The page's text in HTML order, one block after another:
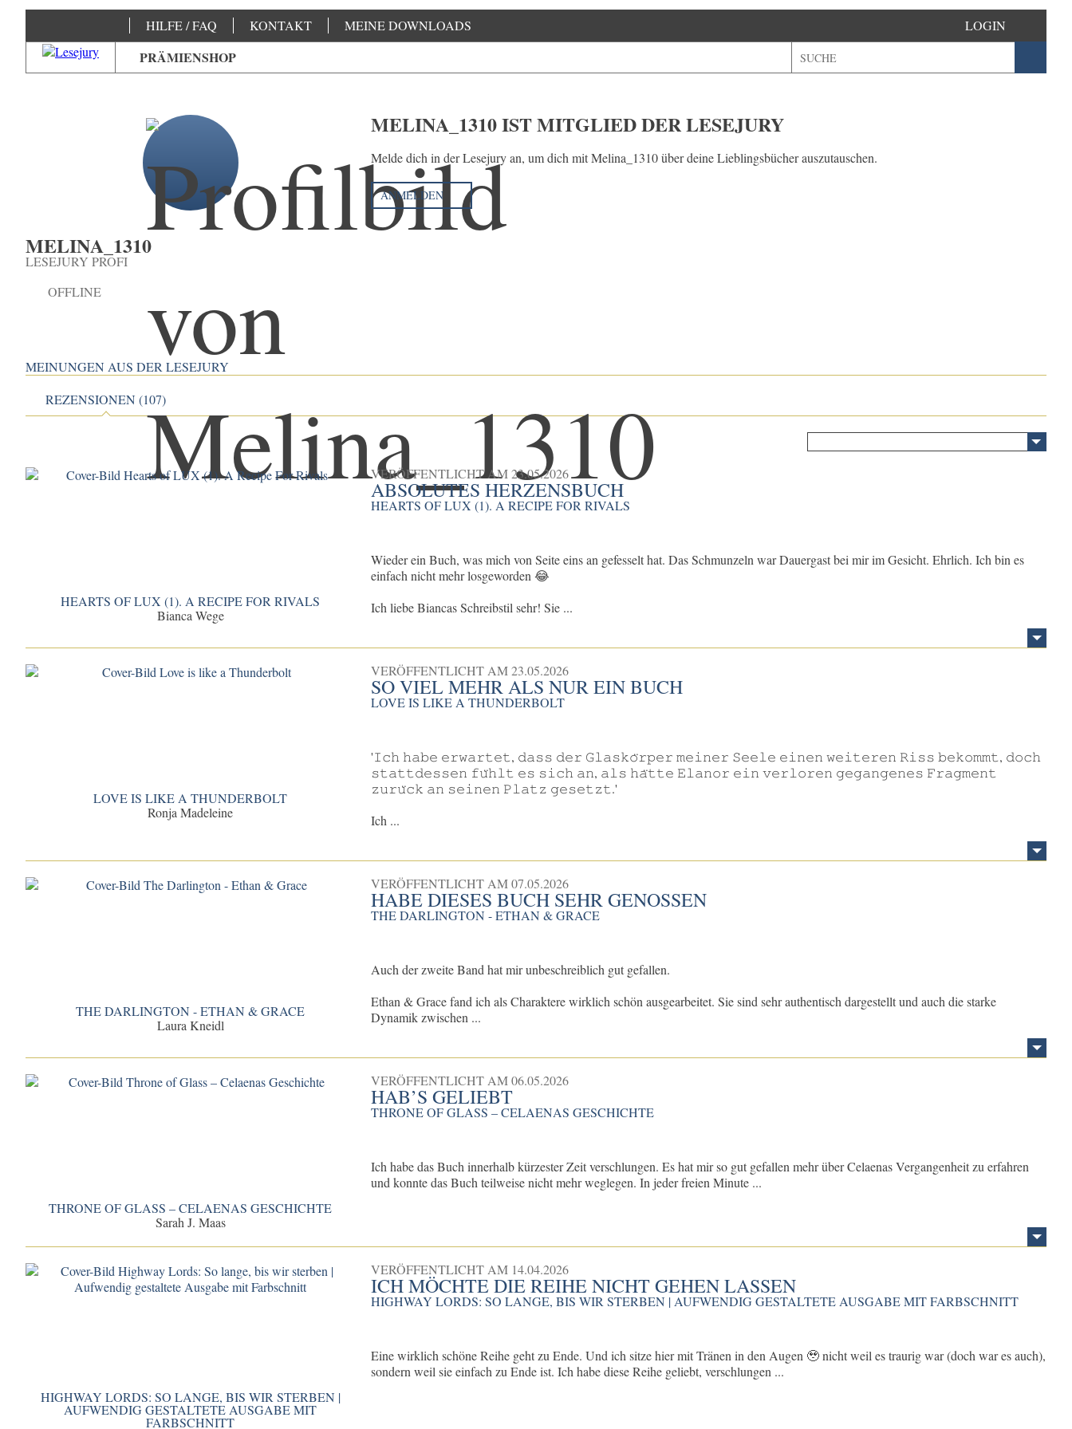
HILFE / FAQ KONTAKT MEINE DOWNLOADS
PRÄMIENSHOP
LOGIN
MELINA_1310
LESEJURY PROFI
OFFLINE
MELINA_1310 IST MITGLIED DER LESEJURY
Melde dich in der Lesejury an, um dich mit Melina_1310 über deine Lieblingsbücher auszutauschen.
ANMELDEN
MEINUNGEN AUS DER LESEJURY
REZENSIONEN (107)
HEARTS OF LUX (1). A RECIPE FOR RIVALS
Bianca Wege
VERÖFFENTLICHT AM23.05.2026
ABSOLUTES HERZENSBUCH
HEARTS OF LUX (1). A RECIPE FOR RIVALS
Wieder ein Buch, was mich von Seite eins an gefesselt hat. Das Schmunzeln war Dauergast bei mir im Gesicht. Ehrlich. Ich bin es
einfach nicht mehr losgeworden 😂
Ich liebe Biancas Schreibstil sehr! Sie ...
LOVE IS LIKE A THUNDERBOLT
Ronja Madeleine
VERÖFFENTLICHT AM23.05.2026
SO VIEL MEHR ALS NUR EIN BUCH
LOVE IS LIKE A THUNDERBOLT
'𝙸𝚌𝚑 𝚑𝚊𝚋𝚎 𝚎𝚛𝚠𝚊𝚛𝚝𝚎𝚝, 𝚍𝚊𝚜𝚜 𝚍𝚎𝚛 𝙶𝚕𝚊𝚜𝚔𝚘̈𝚛𝚙𝚎𝚛 𝚖𝚎𝚒𝚗𝚎𝚛 𝚂𝚎𝚎𝚕𝚎 𝚎𝚒𝚗𝚎𝚗 𝚠𝚎𝚒𝚝𝚎𝚛𝚎𝚗 𝚁𝚒𝚜𝚜 𝚋𝚎𝚔𝚘𝚖𝚖𝚝, 𝚍𝚘𝚌𝚑
𝚜𝚝𝚊𝚝𝚝𝚍𝚎𝚜𝚜𝚎𝚗 𝚏𝚞̈𝚑𝚕𝚝 𝚎𝚜 𝚜𝚒𝚌𝚑 𝚊𝚗, 𝚊𝚕𝚜 𝚑𝚊̈𝚝𝚝𝚎 𝙴𝚕𝚊𝚗𝚘𝚛 𝚎𝚒𝚗 𝚟𝚎𝚛𝚕𝚘𝚛𝚎𝚗 𝚐𝚎𝚐𝚊𝚗𝚐𝚎𝚗𝚎𝚜 𝙵𝚛𝚊𝚐𝚖𝚎𝚗𝚝
𝚣𝚞𝚛𝚞̈𝚌𝚔 𝚊𝚗 𝚜𝚎𝚒𝚗𝚎𝚗 𝙿𝚕𝚊𝚝𝚣 𝚐𝚎𝚜𝚎𝚝𝚣𝚝.'
Ich ...
THE DARLINGTON - ETHAN & GRACE
Laura Kneidl
VERÖFFENTLICHT AM07.05.2026
HABE DIESES BUCH SEHR GENOSSEN
THE DARLINGTON - ETHAN & GRACE
Auch der zweite Band hat mir unbeschreiblich gut gefallen.
Ethan & Grace fand ich als Charaktere wirklich schön ausgearbeitet. Sie sind sehr authentisch dargestellt und auch die starke
Dynamik zwischen ...
THRONE OF GLASS – CELAENAS GESCHICHTE
Sarah J. Maas
VERÖFFENTLICHT AM06.05.2026
HAB’S GELIEBT
THRONE OF GLASS – CELAENAS GESCHICHTE
Ich habe das Buch innerhalb kürzester Zeit verschlungen. Es hat mir so gut gefallen mehr über Celaenas Vergangenheit zu erfahren
und konnte das Buch teilweise nicht mehr weglegen. In jeder freien Minute ...
HIGHWAY LORDS: SO LANGE, BIS WIR STERBEN |
AUFWENDIG GESTALTETE AUSGABE MIT
FARBSCHNITT
VERÖFFENTLICHT AM 14.04.2026
ICH MÖCHTE DIE REIHE NICHT GEHEN LASSEN
HIGHWAY LORDS: SO LANGE, BIS WIR STERBEN | AUFWENDIG GESTALTETE AUSGABE MIT FARBSCHNITT
Eine wirklich schöne Reihe geht zu Ende. Und ich sitze hier mit Tränen in den Augen 🥹 nicht weil es traurig war (doch war es auch),
sondern weil sie einfach zu Ende ist. Ich habe diese Reihe geliebt, verschlungen ...